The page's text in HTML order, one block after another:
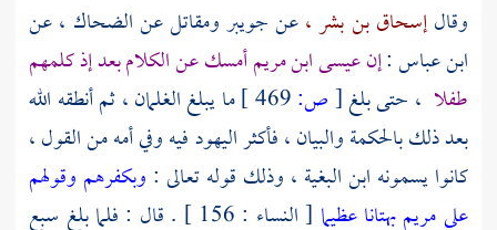
وقالإسحاق بن بشر ،عنجويبرومقاتلعنالضحاك ،عن
ابن عباس:إنعيسى ابن مريمأمسك عن الكلام بعد إذ كلمهم
طفلا ، حتى بلغ[ص:
ما يبلغ الغلمان ، ثم أنطقه الله
بعد ذلك بالحكمة والبيان ، فأكثراليهودفيه وفي أمه من القول ،
كانوا يسمونه ابن البغية ، وذلك قوله تعالى : وبكفرهم وقولهم
على مريم بهتانا عظيما
[ النساء : 156 ] . قال : فلما بلغ سبع